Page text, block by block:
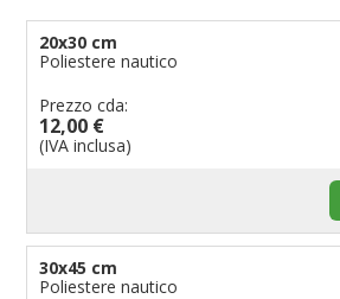
Bandiere per ambasciate
Bandiere per riserve naturali e parchi
Bandiere per musicisti
pennoni per bandiere
20x30 cm
Poliestere nautico
Prezzo cda:
12,00 €
(IVA inclusa)
30x45 cm
Poliestere nautico